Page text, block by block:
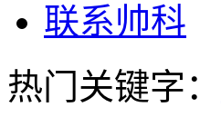
联系帅科
热门关键字：